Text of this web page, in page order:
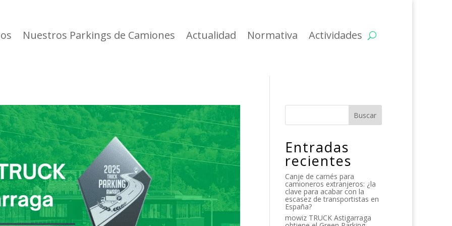
Nuestros Parkings de Camiones Actualidad Normativa Actividades
Buscar
Entradas
recientes
Canje de carnés para
camioneros extranjeros: ¿la
clave para acabar con la
escasez de transportistas en
España?
mowiz TRUCK Astigarraga